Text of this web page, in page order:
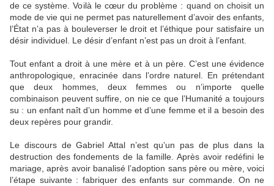
de ce système. Voilà le cœur du problème : quand on choisit un
mode de vie qui ne permet pas naturellement d’avoir des enfants,
l’État n’a pas à bouleverser le droit et l’éthique pour satisfaire un
désir individuel. Le désir d’enfant n’est pas un droit à l’enfant.
Tout enfant a droit à une mère et à un père. C’est une évidence
anthropologique, enracinée dans l’ordre naturel. En prétendant
que deux hommes, deux femmes ou n’importe quelle
combinaison peuvent suffire, on nie ce que l’Humanité a toujours
su : un enfant naît d’un homme et d’une femme et il a besoin des
deux repères pour grandir.
Le discours de Gabriel Attal n’est qu’un pas de plus dans la
destruction des fondements de la famille. Après avoir redéfini le
mariage, après avoir banalisé l’adoption sans père ou mère, voici
l’étape suivante : fabriquer des enfants sur commande. On ne